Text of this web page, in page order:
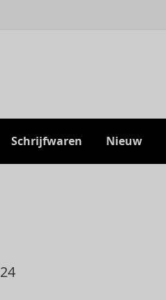
Schrijfwaren Nieuw
24